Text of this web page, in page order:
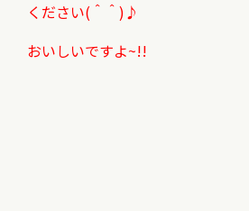
ください(＾＾)♪
おいしいですよ~!!